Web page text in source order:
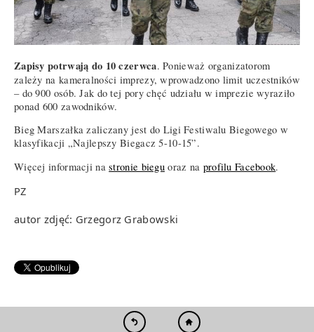
Zapisy potrwają do 10 czerwca. Ponieważ organizatorom
zależy na kameralności imprezy, wprowadzono limit uczestników
– do 900 osób. Jak do tej pory chęć udziału w imprezie wyraziło
ponad 600 zawodników.
Bieg Marszałka zaliczany jest do Ligi Festiwalu Biegowego w
klasyfikacji „Najlepszy Biegacz 5-10-15”.
Więcej informacji nastronie biegu oraz na profilu Facebook.
PZ
autor zdjęć: Grzegorz Grabowski